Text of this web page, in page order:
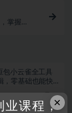
掌握流
包小云雀全工具
，零基础也能快
9.8
×
业课程，